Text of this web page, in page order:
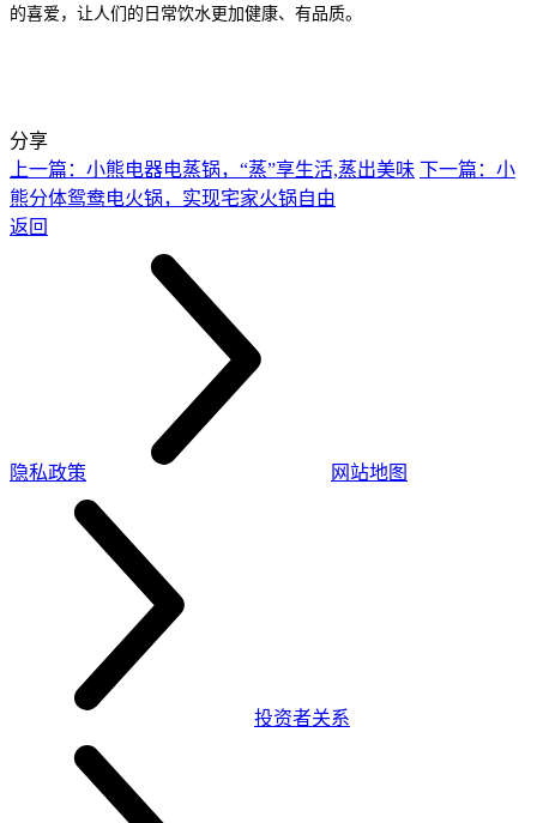
的喜爱，让人们的日常饮水更加健康、有品质。
分享
上一篇：小熊电器电蒸锅，“蒸”享生活,蒸出美味 下一篇：小
熊分体鸳鸯电火锅，实现宅家火锅自由
返回
隐私政策 网站地图
投资者关系